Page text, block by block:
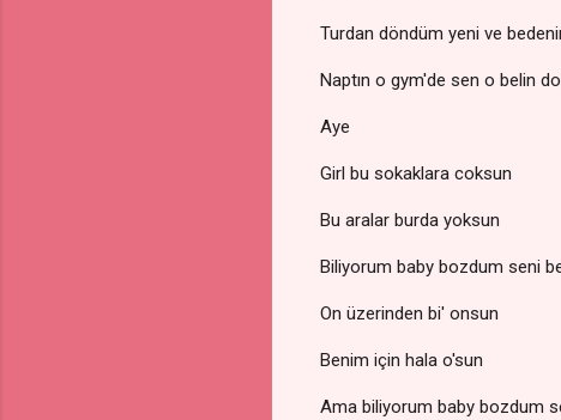
Turdan döndüm yeni ve
Naptın o gym'de sen o belin
Aye
Girl bu sokaklara coksun
Bu aralar burda yoksun
Biliyorum baby bozdum seni
On üzerinden bi' onsun
Benim için hala o'sun
Ama biliyorum baby bozdum